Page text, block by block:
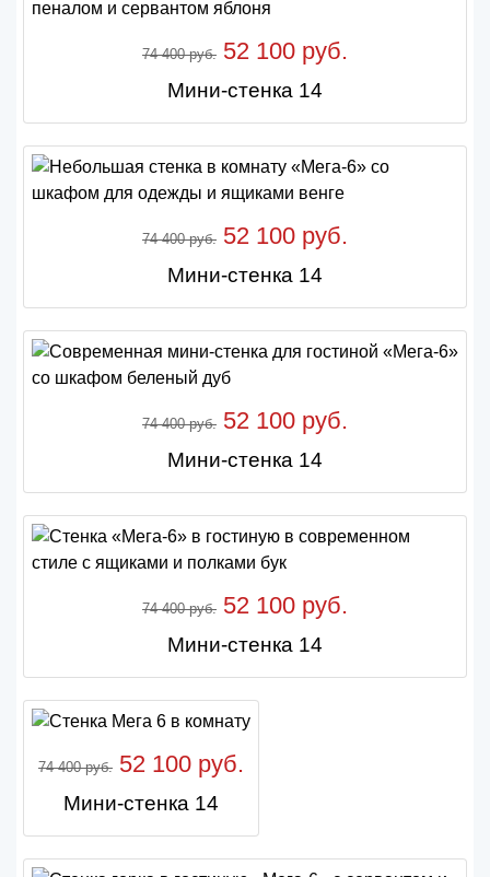
74 400 руб. 52 100 руб.
Мини-стенка 14
74 400 руб. 52 100 руб.
Мини-стенка 14
74 400 руб. 52 100 руб.
Мини-стенка 14
74 400 руб. 52 100 руб.
Мини-стенка 14
74 400 руб. 52 100 руб.
Мини-стенка 14